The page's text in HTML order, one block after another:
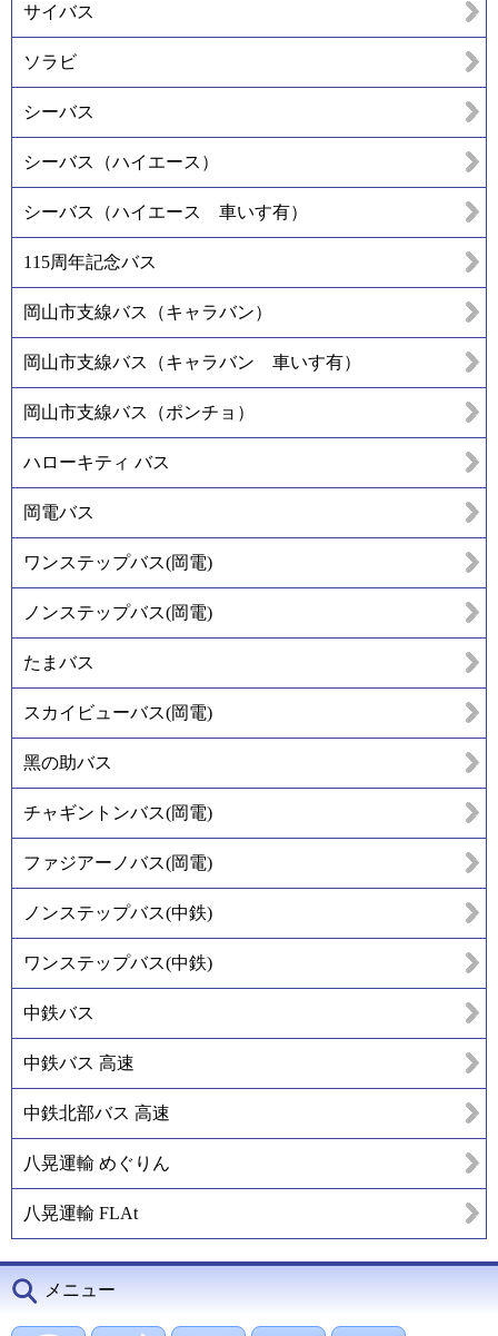
サイバス
ソラビ
シーバス
シーバス（ハイエース）
シーバス（ハイエース 車いす有）
115周年記念バス
岡山市支線バス（キャラバン）
岡山市支線バス（キャラバン 車いす有）
岡山市支線バス（ポンチョ）
ハローキティ バス
岡電バス
ワンステップバス(岡電)
ノンステップバス(岡電)
たまバス
スカイビューバス(岡電)
黑の助バス
チャギントンバス(岡電)
ファジアーノバス(岡電)
ノンステップバス(中鉄)
ワンステップバス(中鉄)
中鉄バス
中鉄バス 高速
中鉄北部バス 高速
八晃運輸 めぐりん
八晃運輸 FLAt
メニュー